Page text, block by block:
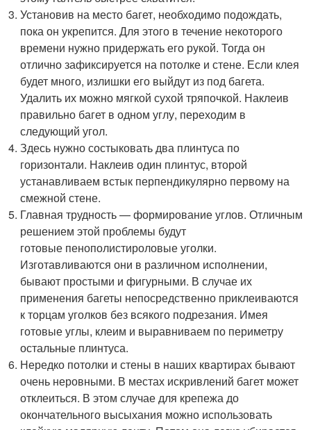
Установив на место багет, необходимо подождать,
пока он укрепится. Для этого в течение некоторого
времени нужно придержать его рукой. Тогда он
отлично зафиксируется на потолке и стене. Если клея
будет много, излишки его выйдут из под багета.
Удалить их можно мягкой сухой тряпочкой. Наклеив
правильно багет в одном углу, переходим в
следующий угол.
Здесь нужно состыковать два плинтуса по
горизонтали. Наклеив один плинтус, второй
устанавливаем встык перпендикулярно первому на
смежной стене.
Главная трудность — формирование углов. Отличным
решением этой проблемы будут
готовые пенополистироловые уголки.
Изготавливаются они в различном исполнении,
бывают простыми и фигурными. В случае их
применения багеты непосредственно приклеиваются
к торцам уголков без всякого подрезания. Имея
готовые углы, клеим и выравниваем по периметру
остальные плинтуса.
Нередко потолки и стены в наших квартирах бывают
очень неровными. В местах искривлений багет может
отклеиться. В этом случае для крепежа до
окончательного высыхания можно использовать